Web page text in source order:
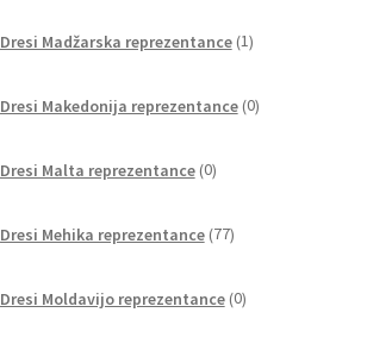
Dresi Madžarska reprezentance 1izdelek
Dresi Makedonija reprezentance 0izdelkov
Dresi Malta reprezentance 0izdelkov
Dresi Mehika reprezentance 77izdelkov
Dresi Moldavijo reprezentance 0izdelkov